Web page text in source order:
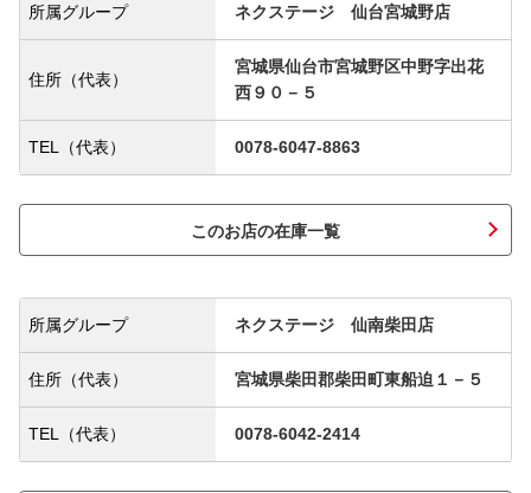
所属グループ ネクステージ 仙台宮城野店
住所（代表）
宮城県仙台市宮城野区中野字出花
西９０－５
TEL（代表） 0078-6047-8863
このお店の在庫一覧
所属グループ ネクステージ 仙南柴田店
住所（代表） 宮城県柴田郡柴田町東船迫１－５
TEL（代表） 0078-6042-2414